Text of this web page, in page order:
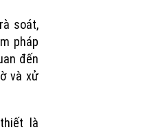
soát,
pháp
đến
và xử
là